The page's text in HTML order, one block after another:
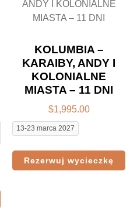
KOLUMBIA –
KARAIBY, ANDY I
KOLONIALNE
MIASTA – 11 DNI
$1,995.00
13-23 marca 2027
Rezerwuj wycieczkę